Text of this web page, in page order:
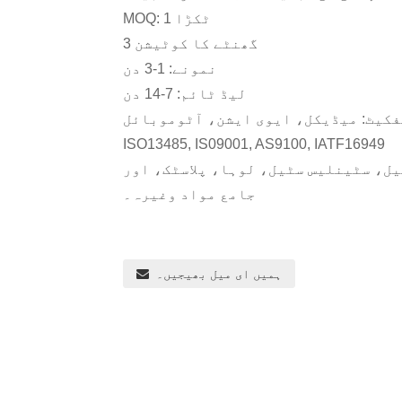
MOQ: 1 ٹکڑا
3 گھنٹے کا کوٹیشن
نمونے: 1-3 دن
لیڈ ٹائم: 7-14 دن
ISO13485, IS09001, AS9100, IATF16949
سٹینلیس سٹیل، لوہا، پلاسٹک، اور
جامع مواد وغیرہ۔
ہمیں ای میل بھیجیں۔